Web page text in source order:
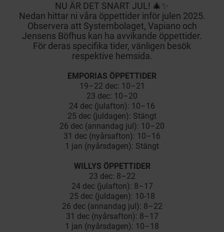
NU ÄR DET SNART JUL! 🎄✨
Nedan hittar ni våra öppettider inför julen 2025.
Observera att Systembolaget, Vapiano och
Jensens Böfhus kan ha avvikande öppettider.
För deras specifika tider, vänligen besök
respektive hemsida.
EMPORIAS ÖPPETTIDER
19–22 dec: 10–21
23 dec: 10–20
24 dec (julafton): 10–16
25 dec (juldagen): Stängt
26 dec (annandag jul): 10–20
31 dec (nyårsafton): 10–16
1 jan (nyårsdagen): Stängt
WILLYS ÖPPETTIDER
23 dec: 8–22
24 dec (julafton): 8–17
25 dec (juldagen): 10-18
26 dec (annandag jul): 8–22
31 dec (nyårsafton): 8–17
1 jan (nyårsdagen): 10–18